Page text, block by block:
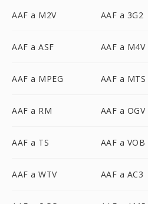
AAF a M2V AAF a 3G2
AAF a ASF AAF a M4V
AAF a MPEG AAF a MTS
AAF a RM AAF a OGV
AAF a TS AAF a VOB
AAF a WTV AAF a AC3